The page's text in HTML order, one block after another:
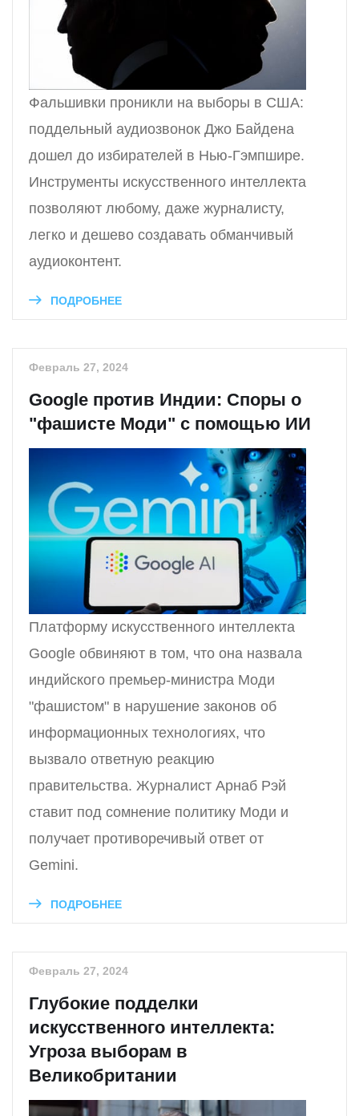
Фальшивки проникли на выборы в США:
поддельный аудиозвонок Джо Байдена
дошел до избирателей в Нью-Гэмпшире.
Инструменты искусственного интеллекта
позволяют любому, даже журналисту,
легко и дешево создавать обманчивый
аудиоконтент.
ПОДРОБНЕЕ
Февраль 27, 2024
Google против Индии: Споры о
"фашисте Моди" с помощью ИИ
Платформу искусственного интеллекта
Google обвиняют в том, что она назвала
индийского премьер-министра Моди
"фашистом" в нарушение законов об
информационных технологиях, что
вызвало ответную реакцию
правительства. Журналист Арнаб Рэй
ставит под сомнение политику Моди и
получает противоречивый ответ от
Gemini.
ПОДРОБНЕЕ
Февраль 27, 2024
Глубокие подделки
искусственного интеллекта:
Угроза выборам в
Великобритании